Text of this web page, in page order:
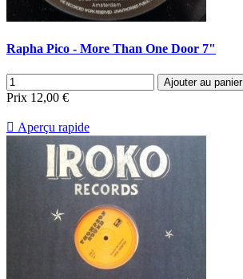
Rapha Pico - More Than One Door 7"
Ajouter au panier
Prix 12,00 €
 Aperçu rapide